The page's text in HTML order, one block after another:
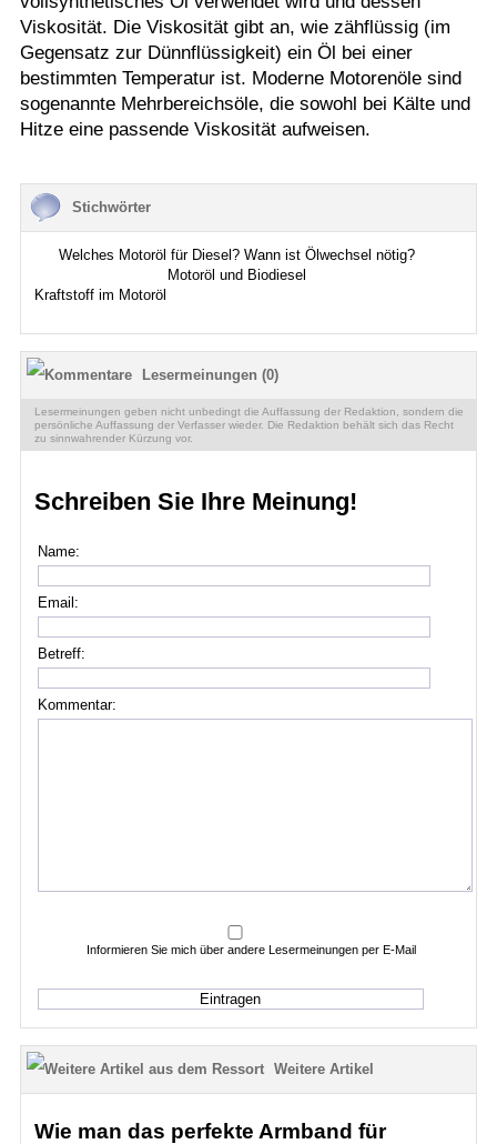
Viskosität. Die Viskosität gibt an, wie zähflüssig (im
Gegensatz zur Dünnflüssigkeit) ein Öl bei einer
bestimmten Temperatur ist. Moderne Motorenöle sind
sogenannte Mehrbereichsöle, die sowohl bei Kälte und
Hitze eine passende Viskosität aufweisen.
Stichwörter
Welches Motoröl für Diesel? Wann ist Ölwechsel nötig?
Motoröl und Biodiesel
Kraftstoff im Motoröl
Lesermeinungen (0)
Lesermeinungen geben nicht unbedingt die Auffassung der Redaktion, sondern die
persönliche Auffassung der Verfasser wieder. Die Redaktion behält sich das Recht
zu sinnwahrender Kürzung vor.
Schreiben Sie Ihre Meinung!
Name:
Email:
Betreff:
Kommentar:
Informieren Sie mich über andere Lesermeinungen per E-Mail
Weitere Artikel
Wie man das perfekte Armband für